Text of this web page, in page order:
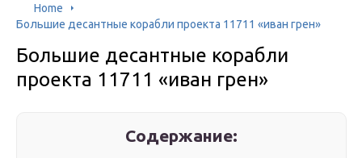
Home
Большие десантные корабли проекта 11711 «иван грен»
Большие десантные корабли
проекта 11711 «иван грен»
Содержание: